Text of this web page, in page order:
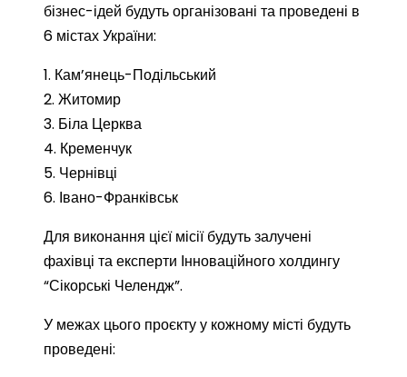
бізнес-ідей будуть організовані та проведені в
6 містах України:
1. Кам’янець-Подільський
2. Житомир
3. Біла Церква
4. Кременчук
5. Чернівці
6. Івано-Франківськ
Для виконання цієї місії будуть залучені
фахівці та експерти Інноваційного холдингу
“Сікорські Челендж”.
У межах цього проєкту у кожному місті будуть
проведені: